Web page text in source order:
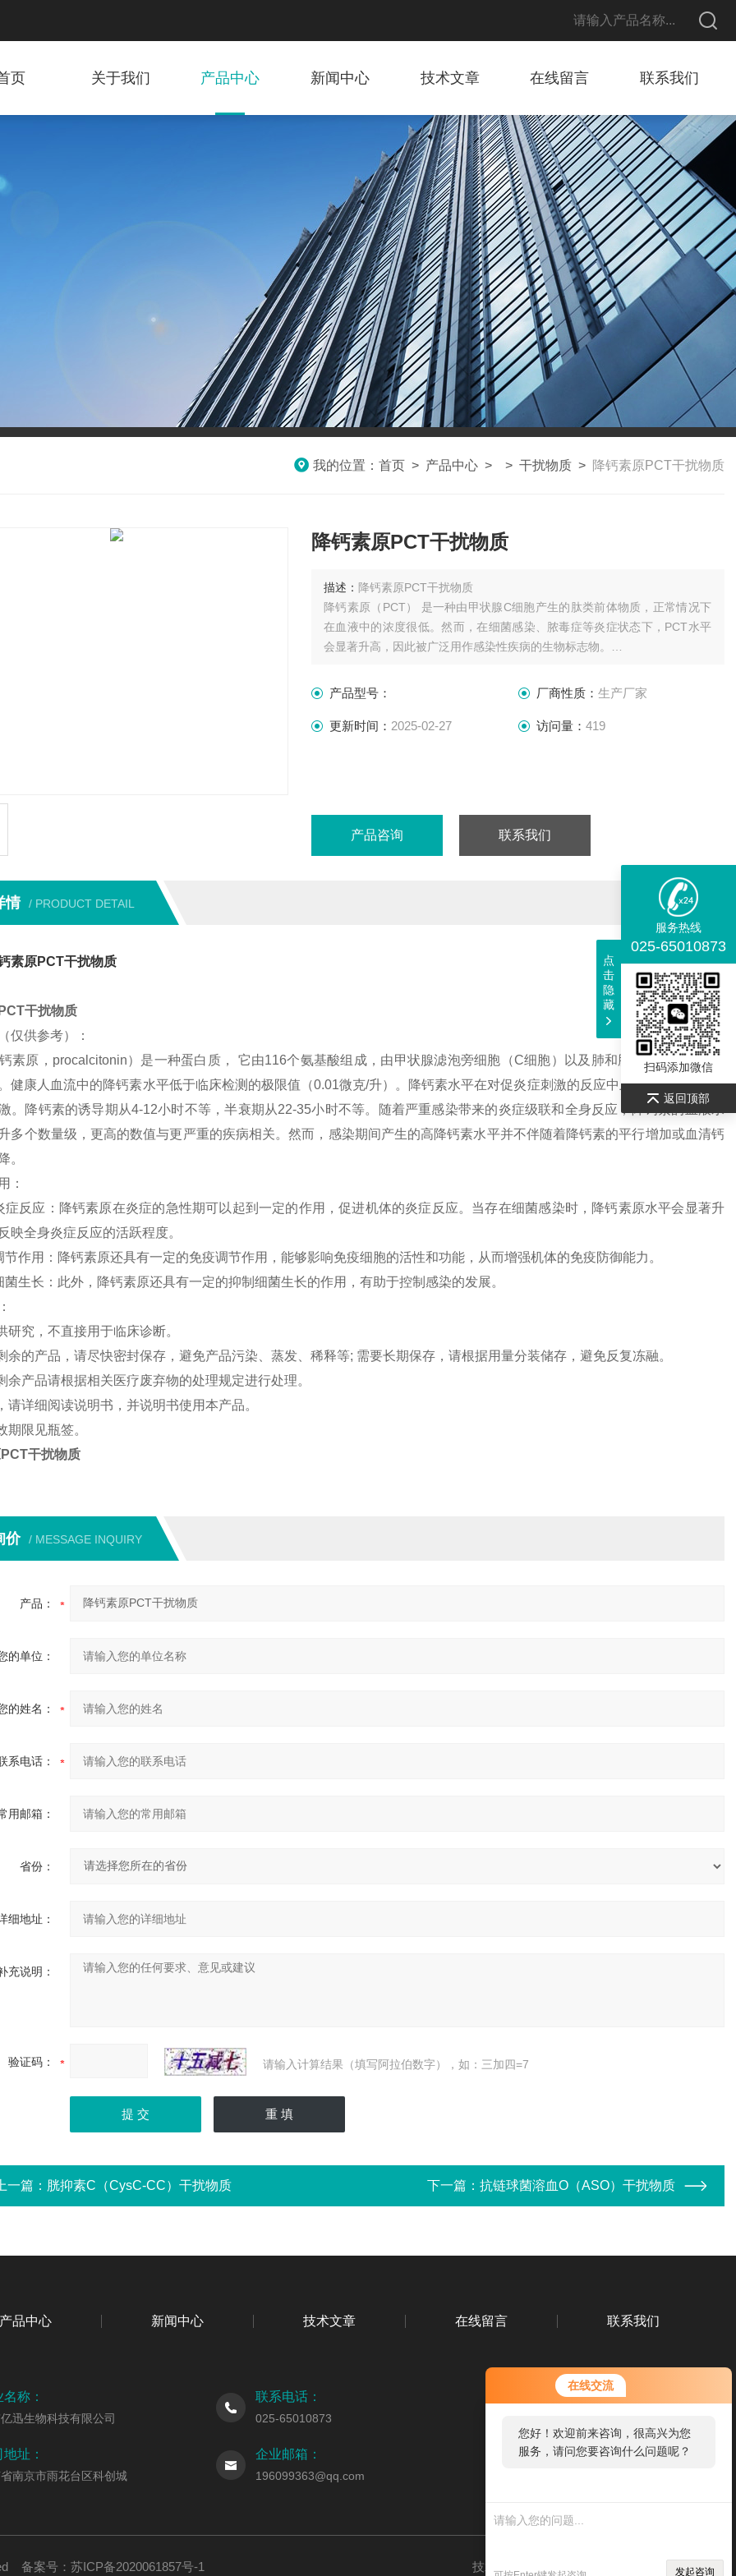
在线交流
您好！欢迎前来咨询，很高兴为您
服务，请问您要咨询什么问题呢？
发起咨询
页 关于我们 产品中心 新闻中心 技术文章 在线留言 联系我们
我的位置： 首页 > 产品中心 > > 干扰物质 > 降钙素原PCT干扰物质
降钙素原PCT干扰物质
描述： 降钙素原PCT干扰物质
降钙素原（PCT） 是一种由甲状腺C细胞产生的肽类前体物质，正常情况下
在血液中的浓度很低。然而，在细菌感染、脓毒症等炎症状态下，PCT水平
会显著升高，因此被广泛用作感染性疾病的生物标志物。
产品型号： 厂商性质： 生产厂家
更新时间： 2025-02-27 访问量： 419
产品咨询 联系我们
情 / PRODUCT DETAIL
素原PCT干扰物质
干扰物质
仅供参考）：
素原，procalcitonin）是一种蛋白质， 它由116个氨基酸组成，由甲状腺滤泡旁细胞（C细胞）以及肺和肠道的神经内分泌
健康人血流中的降钙素水平低于临床检测的极限值（0.01微克/升）。降钙素水平在对促炎症刺激的反应中上升，尤其是细菌
。降钙素的诱导期从4-12小时不等，半衰期从22-35小时不等。随着严重感染带来的炎症级联和全身反应，降钙素的血液水
多个数量级，更高的数值与更严重的疾病相关。然而，感染期间产生的高降钙素水平并不伴随着降钙素的平行增加或血清钙
。
：
症反应：降钙素原在炎症的急性期可以起到一定的作用，促进机体的炎症反应。当存在细菌感染时，降钙素原水平会显著升
映全身炎症反应的活跃程度。
节作用：降钙素原还具有一定的免疫调节作用，能够影响免疫细胞的活性和功能，从而增强机体的免疫防御能力。
菌生长：此外，降钙素原还具有一定的抑制细菌生长的作用，有助于控制感染的发展。
研究，不直接用于临床诊断。
余的产品，请尽快密封保存，避免产品污染、蒸发、稀释等; 需要长期保存，请根据用量分装储存，避免反复冻融。
余产品请根据相关医疗废弃物的处理规定进行处理。
请详细阅读说明书，并说明书使用本产品。
期限见瓶签。
干扰物质
价 / MESSAGE INQUIRY
产品：
的单位：
的姓名：
系电话：
用邮箱：
省份：
细地址：
充说明：
验证码： 请输入计算结果（填写阿拉伯数字），如：三加四=7
一篇： 胱抑素C（CysC-CC）干扰物质 下一篇： 抗链球菌溶血O（ASO）干扰物质
产品中心 新闻中心 技术文章 在线留言 联系我们
称：
迅生物科技有限公司
联系电话：
025-65010873
址：
南京市雨花台区科创城
企业邮箱：
196099363@qq.com
备案号： 苏ICP备2020061857号-1 技术支持： sitemap.xml
服务热线
025-65010873
扫码添加微信
返回顶部
点
击
隐
藏